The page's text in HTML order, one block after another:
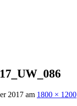
2017 am 1800 × 1200